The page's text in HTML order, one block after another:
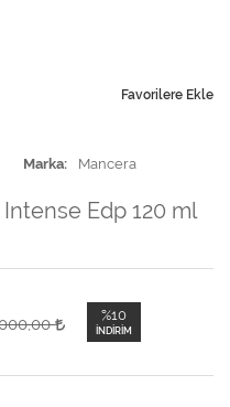
Favorilere Ekle
Marka Mancera
Edp 120 ml
%10
İNDIRIM